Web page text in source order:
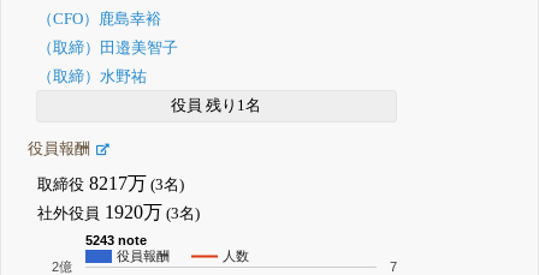
（CFO）鹿島幸裕
（取締）田邉美智子
（取締）水野祐
役員 残り1名
役員報酬
取締役 8217万 (3名)
社外役員 1920万 (3名)
5243 note
役員報酬
人数
2億 7